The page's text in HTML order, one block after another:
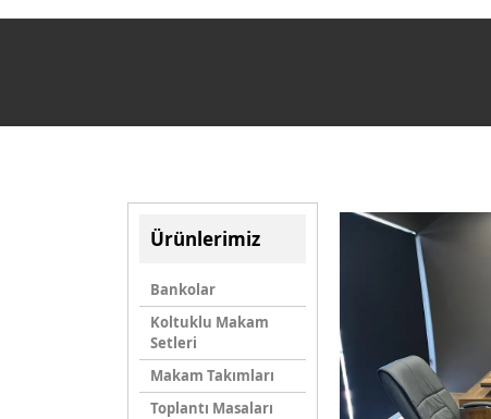
Ürünlerimiz
Bankolar
Koltuklu Makam
Setleri
Makam Takımları
Toplantı Masaları